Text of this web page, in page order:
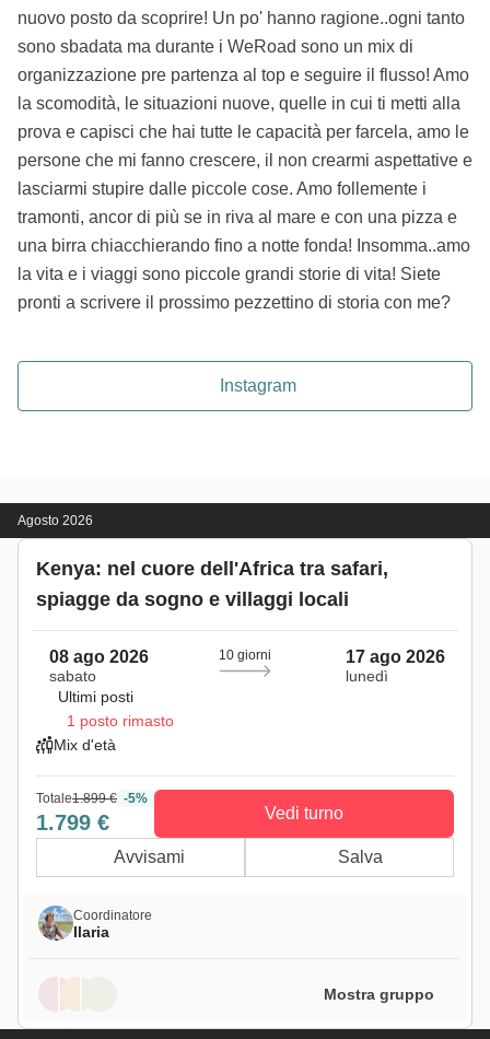
nuovo posto da scoprire! Un po' hanno ragione..ogni tanto
sono sbadata ma durante i WeRoad sono un mix di
organizzazione pre partenza al top e seguire il flusso! Amo
la scomodità, le situazioni nuove, quelle in cui ti metti alla
prova e capisci che hai tutte le capacità per farcela, amo le
persone che mi fanno crescere, il non crearmi aspettative e
lasciarmi stupire dalle piccole cose. Amo follemente i
tramonti, ancor di più se in riva al mare e con una pizza e
una birra chiacchierando fino a notte fonda! Insomma..amo
la vita e i viaggi sono piccole grandi storie di vita! Siete
pronti a scrivere il prossimo pezzettino di storia con me?
Instagram
Agosto 2026
Kenya: nel cuore dell'Africa tra safari,
spiagge da sogno e villaggi locali
08 ago 2026
sabato
10 giorni 17 ago 2026
lunedì
Ultimi posti
1 posto rimasto
Mix d'età
Totale1.899 € -5%
1.799 € Vedi turno
Avvisami Salva
Coordinatore
Ilaria
Mostra gruppo